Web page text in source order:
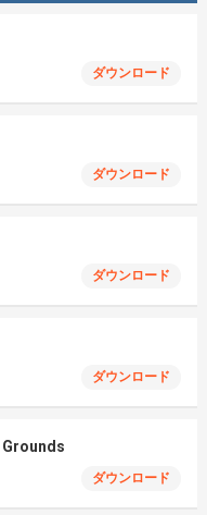
ダウンロード
ダウンロード
ダウンロード
ダウンロード
Grounds
ダウンロード